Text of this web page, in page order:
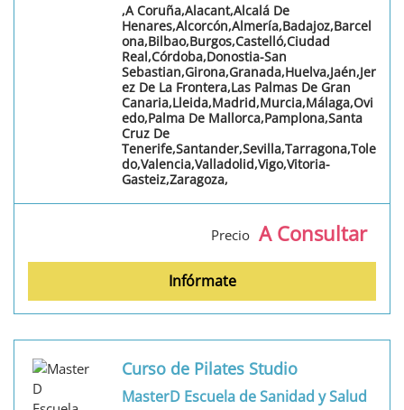
,A Coruña,Alacant,Alcalá De
Henares,Alcorcón,Almería,Badajoz,Barcel
ona,Bilbao,Burgos,Castelló,Ciudad
Real,Córdoba,Donostia-San
Sebastian,Girona,Granada,Huelva,Jaén,Jer
ez De La Frontera,Las Palmas De Gran
Canaria,Lleida,Madrid,Murcia,Málaga,Ovi
edo,Palma De Mallorca,Pamplona,Santa
Cruz De
Tenerife,Santander,Sevilla,Tarragona,Tole
do,Valencia,Valladolid,Vigo,Vitoria-
Gasteiz,Zaragoza,
Precio A Consultar
Infórmate
Curso de Pilates Studio
MasterD Escuela de Sanidad y Salud